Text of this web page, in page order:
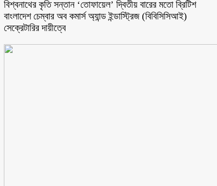
বিশ্বনাথের কৃতি সন্তান ‘তোফায়েল’ দ্বিতীয় বারের মতো ব্রিটিশ
বাংলাদেশ চেম্বার অব কমার্স অ্যান্ড ইন্ডাস্ট্রিজ (বিবিসিসিআই)
সেক্রেটারির দায়ীত্বে